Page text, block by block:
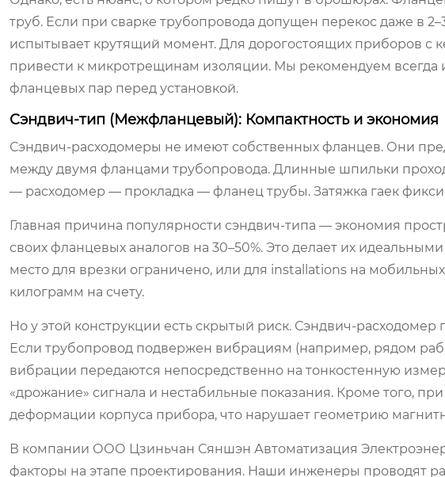
труб. Если при сварке трубопровода допущен перекос даже в
испытывает крутящий момент. Для дорогостоящих приборов с
привести к микротрещинам изоляции. Мы рекомендуем всегда
фланцевых пар перед установкой.
Сэндвич-тип (Межфланцевый): Компактность и экономия
Сэндвич-расходомеры не имеют собственных фланцев. Они
между двумя фланцами трубопровода. Длинные шпильки
— расходомер — прокладка — фланец трубы. Затяжка гаек
Главная причина популярности сэндвич-типа — экономия
своих фланцевых аналогов на 30–50%. Это делает их
место для врезки ограничено, или для installations на
килограмм на счету.
Но у этой конструкции есть скрытый риск. Сэндвич-
Если трубопровод подвержен вибрациям (например, рядом
вибрации передаются непосредственно на тонкостенную
«дрожание» сигнала и нестабильные показания. Кроме того,
деформации корпуса прибора, что нарушает геометрию
В компании ООО Цзиньчан Сяншэн Автоматизация
факторы на этапе проектирования. Наши инженеры проводят